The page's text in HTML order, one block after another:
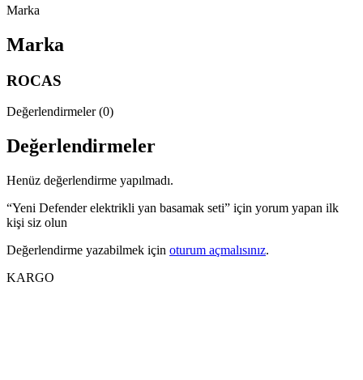
Marka
Marka
ROCAS
Değerlendirmeler (0)
Değerlendirmeler
Henüz değerlendirme yapılmadı.
“Yeni Defender elektrikli yan basamak seti” için yorum yapan ilk
kişi siz olun
Değerlendirme yazabilmek için oturum açmalısınız.
KARGO